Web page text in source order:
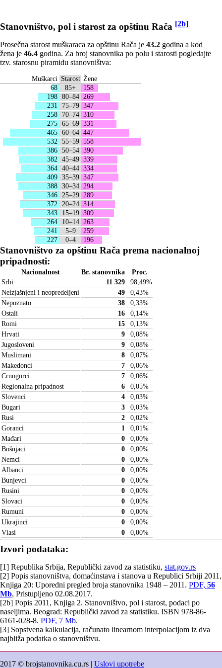
Stanovništvo, pol i starost za opštinu Rača [2b]
Prosečna starost muškaraca za opštinu Rača je 43.2 godina a kod
žena je 46.4 godina. Za broj stanovnika po polu i starosti pogledajte
tzv. starosnu piramidu stanovništva:
Muškarci Starost Žene
68
85+
158
198 80–84
269
231
75–79 347
258
70–74 310
275 65–69 331
465 60–64 447
532
55–59 558
386 50–54 390
382
45–49 339
364 40–44 334
409 35–39 347
388 30–34
294
346
25–29
289
372
20–24 314
343
15–19 309
264
10–14
263
241
5–9
259
227
0–4 196
Stanovništvo za opštinu Rača prema nacionalnoj
pripadnosti:
Nacionalnost Br. stanovnika
Proc.
Srbi
11 329 98,49%
Neizjašnjeni i neopredeljeni
49 0,43%
Nepoznato
38 0,33%
Ostali
16 0,14%
Romi
15 0,13%
Hrvati
9 0,08%
Jugosloveni
9 0,08%
Muslimani
8 0,07%
Makedonci
7 0,06%
Crnogorci
7 0,06%
Regionalna pripadnost
6 0,05%
Slovenci
4 0,03%
Bugari
3 0,03%
Rusi
2 0,02%
Goranci
1 0,01 %
Mađari
0 0,00%
Bošnjaci
0 0,00%
Nemci
0 0,00%
Albanci
0 0,00%
Bunjevci
0 0,00%
Rusini
0 0,00%
Slovaci
0 0,00%
Rumuni
0 0,00%
Ukrajinci
0 0,00%
Vlasi
0 0,00%
Izvori podataka:
[1] Republika Srbija, Republički zavod za statistiku, stat.gov.rs
[2] Popis stanovništva, domaćinstava i stanova u Republici Srbiji 2011,
Knjiga 20: Uporedni pregled broja stanovnika 1948 – 2011. PDF, 56
Mb, Pristupljeno 02.08.2017.
[2b] Popis 2011, Knjiga 2. Stanovništvo, pol i starost, podaci po
naseljima. Beograd: Republički zavod za statistiku. ISBN 978-86-
6161-028-8. PDF, 7 Mb.
[3] Sopstvena kalkulacija, računato linearnom interpolacijom iz dva
najbliža podatka o stanovništvu.
2017 © brojstanovnika.cu.rs | Uslovi upotrebe